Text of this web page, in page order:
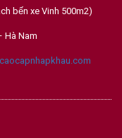
bến xe Vinh 500m2)
Hà Nam